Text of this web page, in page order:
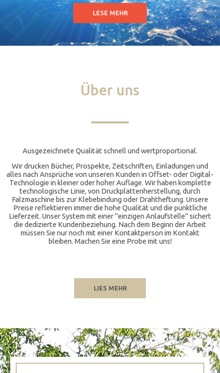
LESE MEHR
Über uns
Ausgezeichnete Qualität schnell und wertproportional.
Wir drucken Bücher, Prospekte, Zeitschriften, Einladungen und
alles nach Ansprüche von unseren Kunden in Offset- oder Digital-
Technologie in kleiner oder hoher Auflage. Wir haben komplette
technologische Linie, von Druckplattenherstellung, durch
Falzmaschine bis zur Klebebindung oder Drahtheftung. Unsere
Preise reflektieren immer die hohe Qualität und die pünktliche
Lieferzeit. Unser System mit einer "einzigen Anlaufstelle" sichert
die dedizierte Kundenbeziehung. Nach dem Beginn der Arbeit
müssen Sie nur noch mit einer Kontaktperson im Kontakt
bleiben. Machen Sie eine Probe mit uns!
LIES MEHR